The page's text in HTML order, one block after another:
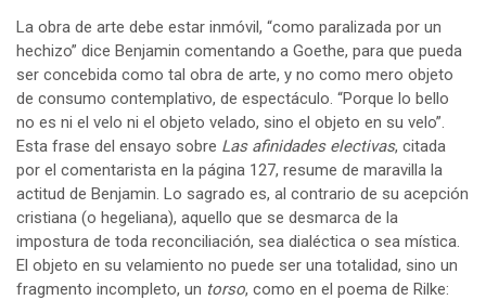
La obra de arte debe estar inmóvil, “como paralizada por un
hechizo” dice Benjamin comentando a Goethe, para que pueda
ser concebida como tal obra de arte, y no como mero objeto
de consumo contemplativo, de espectáculo. “Porque lo bello
no es ni el velo ni el objeto velado, sino el objeto en su velo”.
Esta frase del ensayo sobre Las afinidades electivas, citada
por el comentarista en la página 127, resume de maravilla la
actitud de Benjamin. Lo sagrado es, al contrario de su acepción
cristiana (o hegeliana), aquello que se desmarca de la
impostura de toda reconciliación, sea dialéctica o sea mística.
El objeto en su velamiento no puede ser una totalidad, sino un
fragmento incompleto, un torso, como en el poema de Rilke: